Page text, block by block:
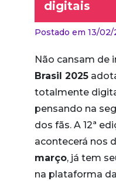
digitais
Postado em 13/02/
Não cansam de
Brasil 2025
totalmente
pensando na
dos fãs. A 12ª
acontecerá nos
março, já tem
na plataforma da